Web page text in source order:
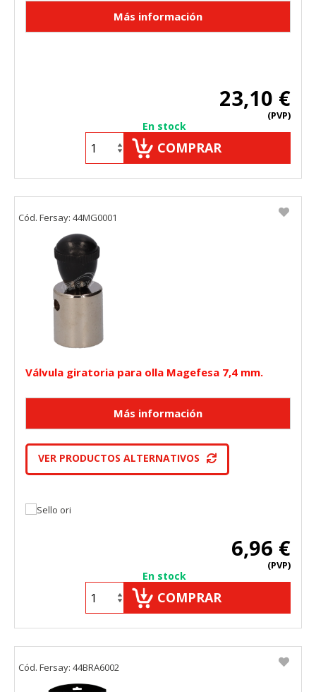
23,10 €
(PVP)
En stock
COMPRAR
Válvula giratoria para olla Magefesa 7,4 mm.
VER PRODUCTOS ALTERNATIVOS
6,96 €
(PVP)
En stock
COMPRAR
Cód. Fersay: 44MG0001
Cód. Fersay: 44BRA6002